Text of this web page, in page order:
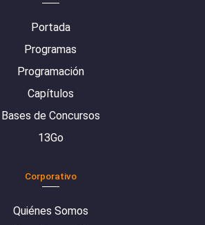
Portada
Programas
Programación
Capítulos
Bases de Concursos
13Go
Corporativo
Quiénes Somos